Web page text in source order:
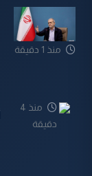
منذ 1 دقيقة
منذ 4
دقيقة